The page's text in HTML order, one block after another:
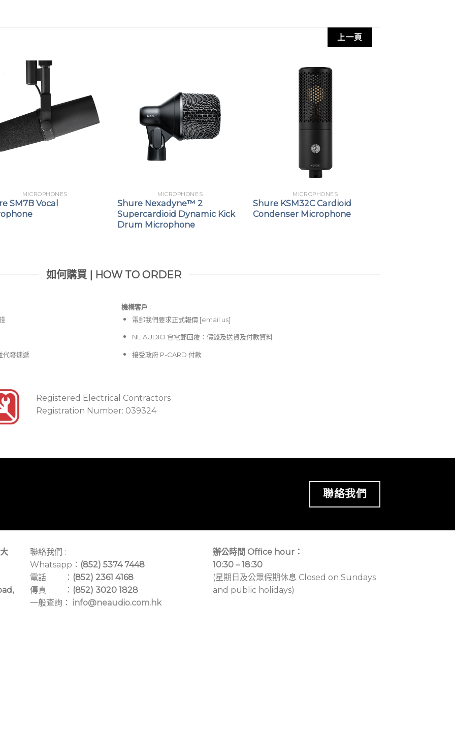
上一頁
MICROPHONES
SM7B Vocal
MICROPHONES
Shure Nexadyne™ 2
Supercardioid Dynamic Kick
Drum Microphone
MICROPHONES
Shure KSM32C Cardioid
Condenser Microphone
如何購買 | HOW TO ORDER
代發速遞
機構客戶 :​
電郵我們要求正式報價 [email us]
NE AUDIO 會電郵回覆：價錢及送貨及付款資料
接受政府 P-CARD 付款
Registered Electrical Contractors
Registration Number: 039324
聯絡我們
聯絡我們 :
Whatsapp： (852) 5374 7448
電話 ： (852) 2361 4168
傳真 ： (852) 3020 1828
一般查詢： info@neaudio.com.hk
辦公時間 Office hour：
10:30 – 18:30
(星期日及公眾假期休息 Closed on Sundays
and public holidays)